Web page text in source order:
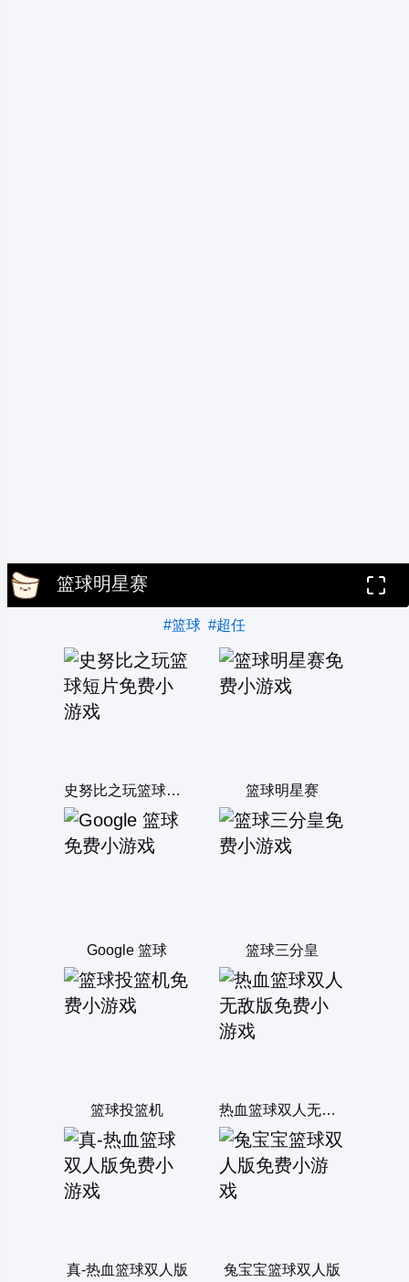
篮球明星赛
#篮球 #超任
史努比之玩篮球短片 篮球明星赛
Google 篮球 篮球三分皇
篮球投篮机 热血篮球双人无敌版
真-热血篮球双人版 兔宝宝篮球双人版